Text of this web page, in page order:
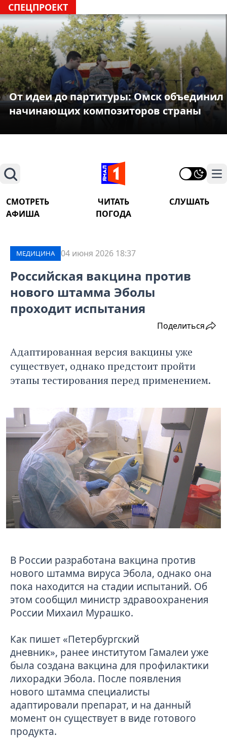
СПЕЦПРОЕКТ
От идеи до партитуры: Омск объединил
начинающих композиторов страны
Поиск
СМОТРЕТЬ ЧИТАТЬ
СЛУШАТЬ
АФИША
ПОГОДА
МЕДИЦИНА 04 июня 2026 18:37
Российская вакцина против
нового штамма Эболы
проходит испытания
Поделиться
Адаптированная версия вакцины уже
существует, однако предстоит пройти
этапы тестирования перед применением.
В России разработана вакцина против
нового штамма вируса Эбола, однако она
пока находится на стадии испытаний. Об
этом сообщил министр здравоохранения
России Михаил Мурашко.
Как пишет «Петербургский
дневник», ранее институтом Гамалеи уже
была создана вакцина для профилактики
лихорадки Эбола. После появления
нового штамма специалисты
адаптировали препарат, и на данный
момент он существует в виде готового
продукта.